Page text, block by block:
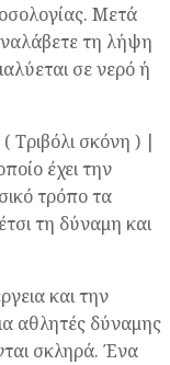
Μετά
τη λήψη
σε νερό ή
σκόνη ) |
έχει την
τρόπο τα
τη δύναμη και
και την
αθλητές δύναμης
σκληρά. Ένα